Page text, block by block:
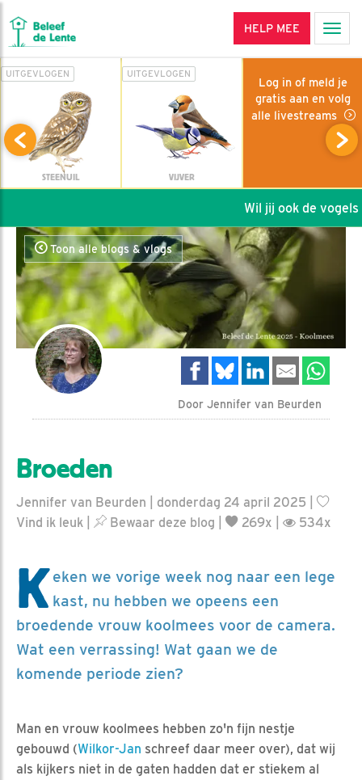
HELP MEE
UITGEVLOGEN
STEENUIL
UITGEVLOGEN
VIJVER
Log in of meld je
gratis aan en volg
alle livestreams
Wil jij ook de vogels
Toon alle blogs & vlogs
Door Jennifer van Beurden
Broeden
Jennifer van Beurden | donderdag 24 april 2025 |
Vind ik leuk
Bewaar deze blog 269x | 534x
Keken we vorige week nog naar een lege
kast, nu hebben we opeens een
broedende vrouw koolmees voor de camera.
Wat een verrassing! Wat gaan we de
komende periode zien?
Man en vrouw koolmees hebben zo'n fijn nestje
gebouwd (Wilkor-Jan schreef daar meer over), dat wij
als kijkers niet in de gaten hadden dat er stiekem al